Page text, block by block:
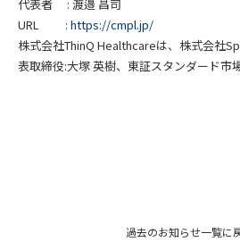
代表者 : 渡邉 昌司
URL : https://cmpl.jp/
株式会社ThinQ Healthcareは、株式会社
表取締役:大塚 英樹、東証スタンダード市
過去のお知らせ一覧に